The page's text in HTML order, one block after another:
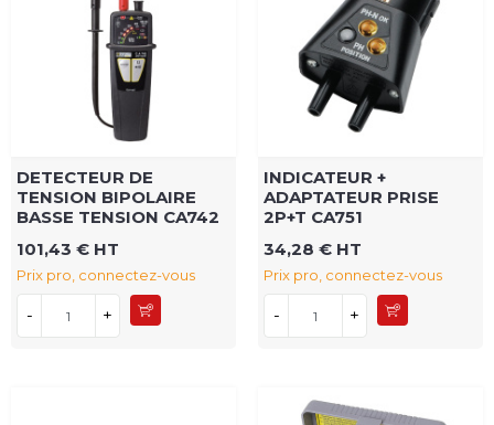
DETECTEUR DE
TENSION BIPOLAIRE
BASSE TENSION CA742
101,43 € HT
Prix pro, connectez-vous
- +
INDICATEUR +
ADAPTATEUR PRISE
2P+T CA751
34,28 € HT
Prix pro, connectez-vous
- +